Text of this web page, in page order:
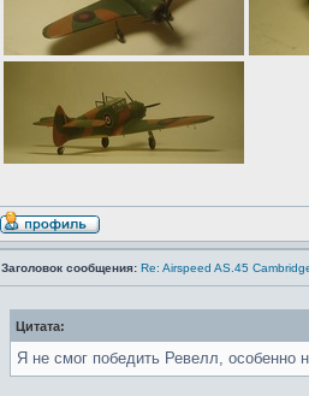
Заголовок сообщения: Re: Airspeed AS.45
Цитата:
Я не смог победить Ревелл, особенно